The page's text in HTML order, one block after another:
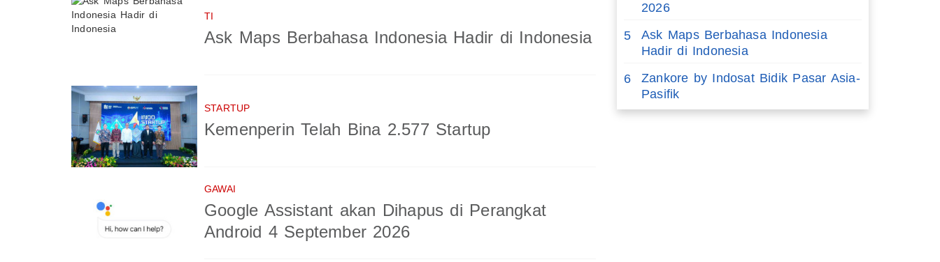
TI
Ask Maps Berbahasa Indonesia Hadir di Indonesia
STARTUP
Kemenperin Telah Bina 2.577 Startup
GAWAI
Google Assistant akan Dihapus di Perangkat
Android 4 September 2026
2026
5
Ask Maps Berbahasa Indonesia
Hadir di Indonesia
6
Zankore by Indosat Bidik Pasar Asia-
Pasifik